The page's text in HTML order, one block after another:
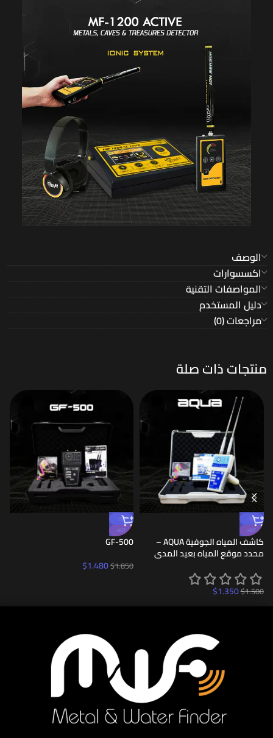
الوصف
اكسسوارات
المواصفات التقنية
دليل المستخدم
مراجعات (0)
منتجات ذات صلة
-10%
HOT
كاشف المياه الجوفية AQUA –
محدد موقع المياه بعيد المدى
$1.500
$1.350
-20%
HOT
GF-500
$1.850
$1.480